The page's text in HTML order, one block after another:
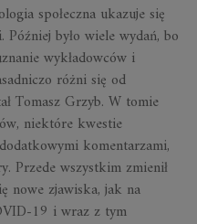
społeczna ukazuje się
było wiele wydań, bo
wykładowców i
różni się od
Tomasz Grzyb. W tomie
niektóre kwestie
komentarzami,
Przede wszystkim zmienił
nowe zjawiska, jak na
19 i wraz z tym